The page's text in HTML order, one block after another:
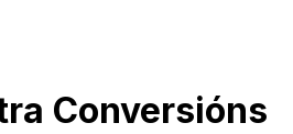
Conversións